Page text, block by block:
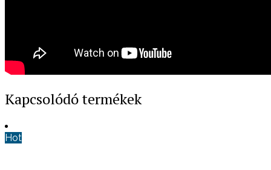
Kapcsolódó termékek
Hot